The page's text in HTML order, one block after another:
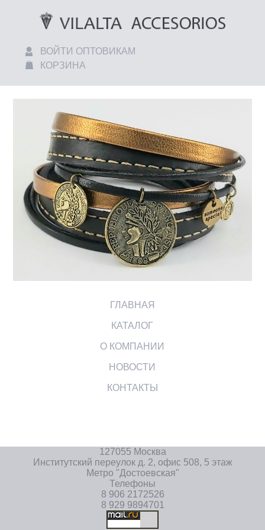
ВОЙТИ ОПТОВИКАМ
КОРЗИНА
ГЛАВНАЯ
КАТАЛОГ
О КОМПАНИИ
НОВОСТИ
КОНТАКТЫ
127055 Москва
Институтский переулок д. 2, офис 508, 5 этаж
Метро "Достоевская"
Телефоны
8 906 2172526
8 929 9894701